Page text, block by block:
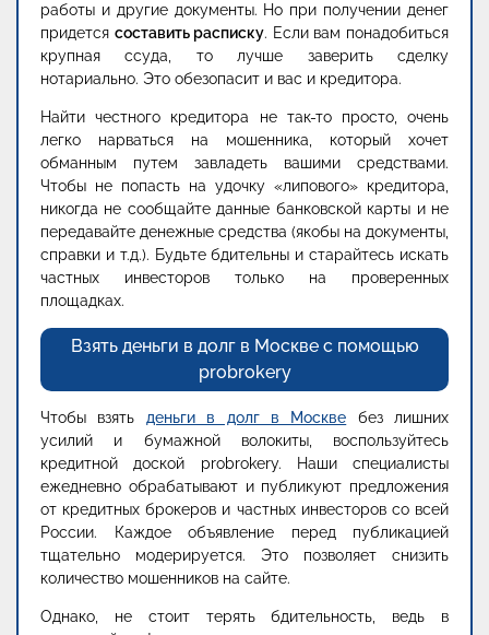
работы и другие документы. Но при получении денег
придется составить расписку. Если вам понадобиться
крупная ссуда, то лучше заверить сделку
нотариально. Это обезопасит и вас и кредитора.
Найти честного кредитора не так-то просто, очень
легко нарваться на мошенника, который хочет
обманным путем завладеть вашими средствами.
Чтобы не попасть на удочку «липового» кредитора,
никогда не сообщайте данные банковской карты и не
передавайте денежные средства (якобы на документы,
справки и т.д.). Будьте бдительны и старайтесь искать
частных инвесторов только на проверенных
площадках.
Взять деньги в долг в Москве с помощью
probrokery
Чтобы взять деньги в долг в Москве без лишних
усилий и бумажной волокиты, воспользуйтесь
кредитной доской probrokery. Наши специалисты
ежедневно обрабатывают и публикуют предложения
от кредитных брокеров и частных инвесторов со всей
России. Каждое объявление перед публикацией
тщательно модерируется. Это позволяет снизить
количество мошенников на сайте.
Однако, не стоит терять бдительность, ведь в